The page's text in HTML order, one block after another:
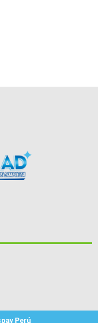
Perú